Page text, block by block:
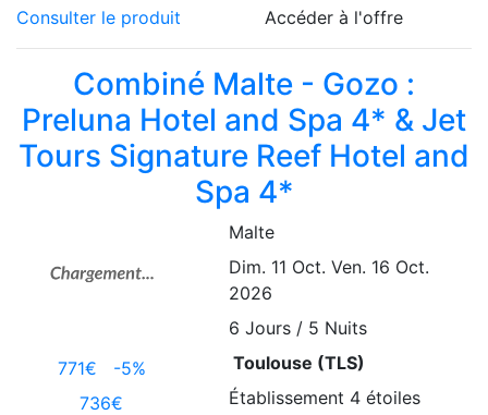
Consulter le produit
Accéder à l'offre
Combiné Malte - Gozo :
Preluna Hotel and Spa 4* & Jet
Tours Signature Reef Hotel and
Spa 4*
771€ -5%
736€
Malte
Dim. 11 Oct. Ven. 16 Oct.
2026
6 Jours / 5 Nuits
Toulouse (TLS)
Établissement 4 étoiles